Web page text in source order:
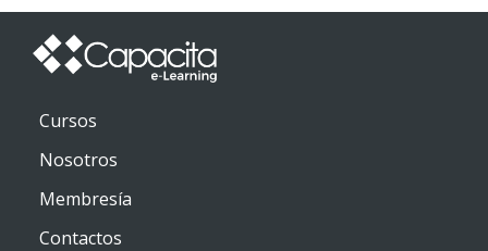
Cursos
Nosotros
Membresía
Contactos